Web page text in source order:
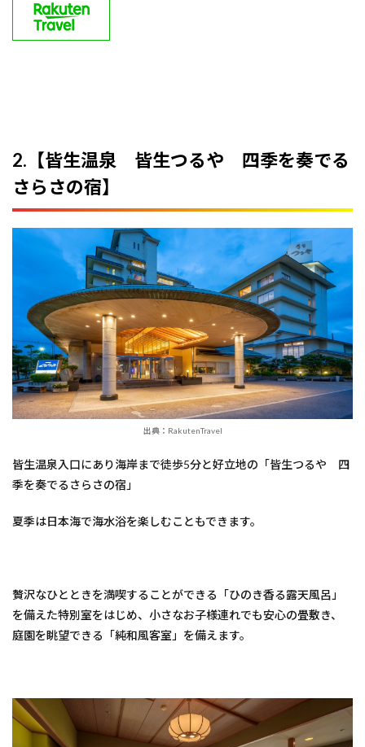
2.【皆生温泉 皆生つるや 四季を奏でる
さらさの宿】
出典：RakutenTravel
皆生温泉入口にあり海岸まで徒歩5分と好立地の「皆生つるや 四
季を奏でるさらさの宿」
夏季は日本海で海水浴を楽しむこともできます。
贅沢なひとときを満喫することができる「ひのき香る露天風呂」
を備えた特別室をはじめ、小さなお子様連れでも安心の畳敷き、
庭園を眺望できる「純和風客室」を備えます。